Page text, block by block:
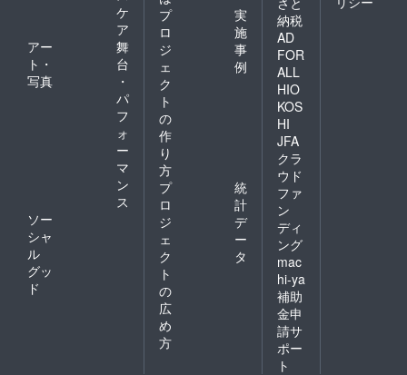
ケ
ア
アー
ト・
写真
舞
台
・
パ
フ
ォ
ー
マ
ン
ス
ソー
シャ
ル
グッ
ド
プ
ロ
ジ
ェ
ク
ト
の
作
り
方
実
施
事
例
プ
ロ
ジ
ェ
ク
ト
の
広
め
方
統
計
デ
ー
タ
納税
AD
FOR
ALL
HIO
KOS
HI
JFA
クラ
ウド
ファ
ン
ディ
ング
mac
hi-ya
補助
金申
請サ
ポー
ト